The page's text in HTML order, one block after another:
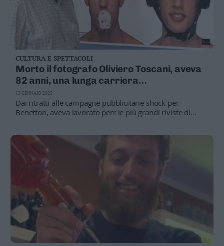
CULTURA E SPETTACOLI
Morto il fotografo Oliviero Toscani, aveva
82 anni, una lunga carriera
controcorrente
Dai ritratti alle campagne pubblicitarie shock per
Benetton, aveva lavorato perr le più grandi riviste di
13 GENNAIO 2025